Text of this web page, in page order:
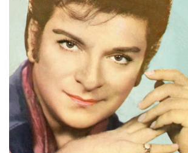
Albümler
İletişim
en